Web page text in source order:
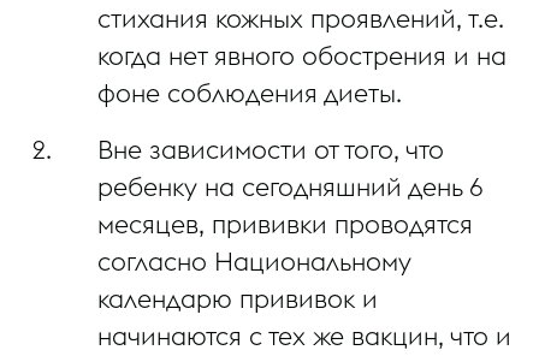
стихания кожных проявлений, т.е.
когда нет явного обострения и на
фоне соблюдения диеты.
Вне зависимости от того, что
ребенку на сегодняшний день 6
месяцев, прививки проводятся
согласно Национальному
календарю прививок и
начинаются с тех же вакцин, что и